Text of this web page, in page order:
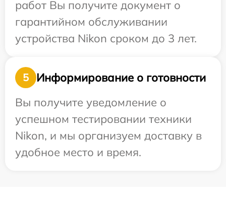
работ Вы получите документ о
гарантийном обслуживании
устройства Nikon сроком до 3 лет.
5
Информирование о готовности
Вы получите уведомление о
успешном тестировании техники
Nikon, и мы организуем доставку в
удобное место и время.